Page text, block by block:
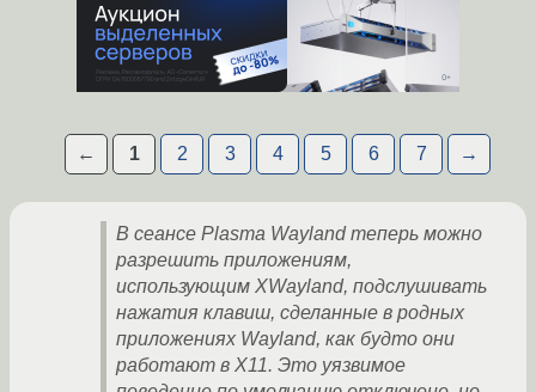
← 1 2 3 4 5 6 7 →
В сеансе Plasma Wayland теперь можно
разрешить приложениям,
использующим XWayland, подслушивать
нажатия клавиш, сделанные в родных
приложениях Wayland, как будто они
работают в X11. Это уязвимое